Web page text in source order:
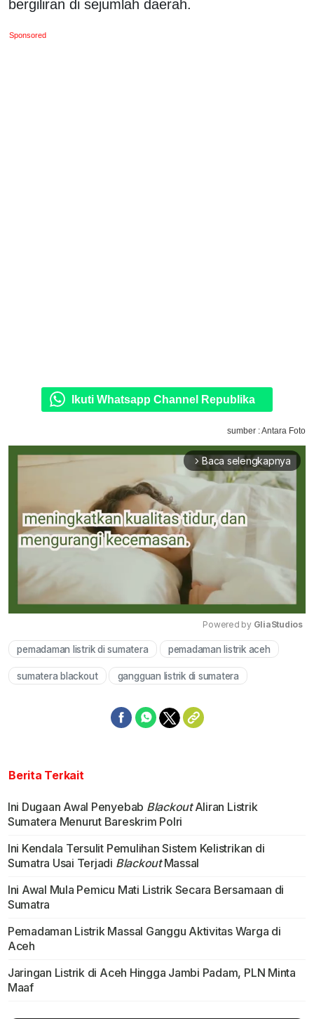
bergiliran di sejumlah daerah.
Sponsored
Ikuti Whatsapp Channel Republika
sumber : Antara Foto
arrow_forward_ios Baca selengkapnya
Mute
Powered by GliaStudios
pemadaman listrik di sumatera pemadaman listrik aceh
sumatera blackout gangguan listrik di sumatera
Berita Terkait
Ini Dugaan Awal Penyebab BlackoutAliran Listrik
Sumatera Menurut Bareskrim Polri
Ini Kendala Tersulit Pemulihan Sistem Kelistrikan di
Sumatra Usai Terjadi BlackoutMassal
Ini Awal Mula Pemicu Mati Listrik Secara Bersamaan di
Sumatra
Pemadaman Listrik Massal Ganggu Aktivitas Warga di
Aceh
Jaringan Listrik di Aceh Hingga Jambi Padam, PLN Minta
Maaf